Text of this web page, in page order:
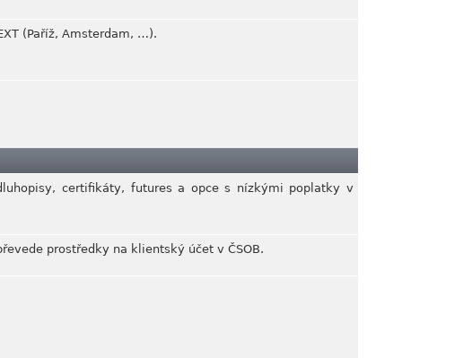
(Paříž, Amsterdam, …).
certifikáty, futures a opce s nízkými poplatky v
prostředky na klientský účet v ČSOB.